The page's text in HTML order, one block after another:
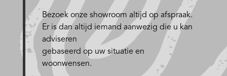
Bezoek onze showroom altijd op afspraak.
Er is dan altijd iemand aanwezig die u kan
adviseren
gebaseerd op uw situatie en
woonwensen.